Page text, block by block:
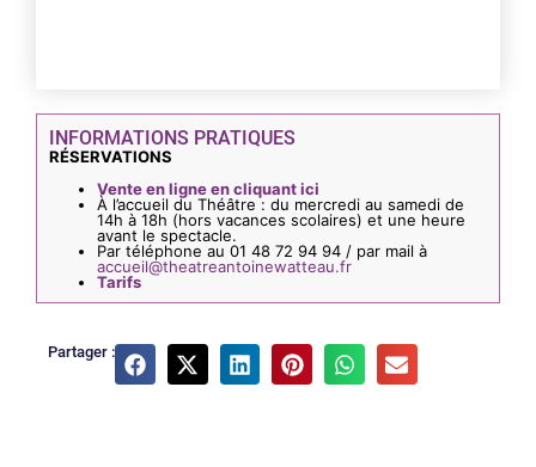
INFORMATIONS PRATIQUES
RÉSERVATIONS
Vente en ligne en cliquant ici
À l’accueil du Théâtre : du mercredi au samedi de
14h à 18h (hors vacances scolaires) et une heure
avant le spectacle.
Par téléphone au 01 48 72 94 94 / par mail à
accueil@theatreantoinewatteau.fr
Tarifs
Partager :